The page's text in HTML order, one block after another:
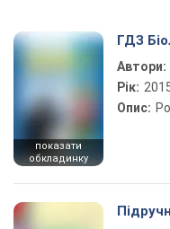
показати
обкладинку
ГДЗ
Автори:
Рік:
Опис: